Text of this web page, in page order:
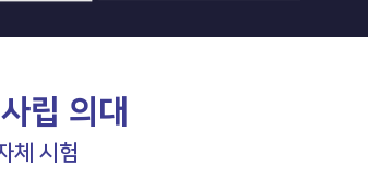
립 의대
체 시험